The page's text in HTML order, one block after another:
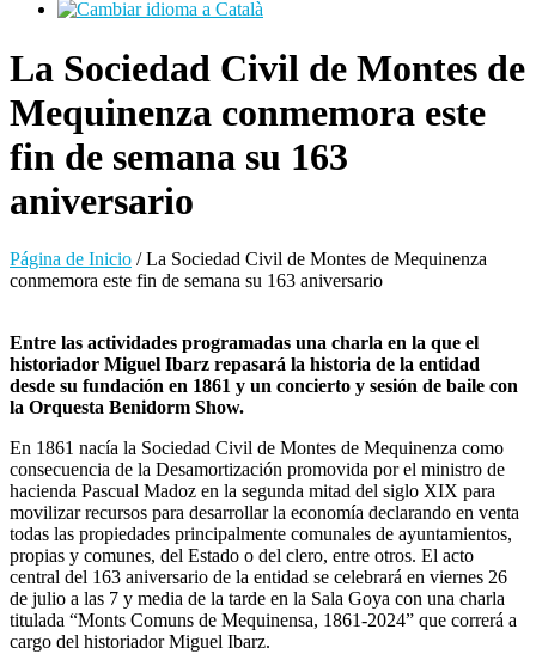
La Sociedad Civil de Montes de
Mequinenza conmemora este
fin de semana su 163
aniversario
Página de Inicio /La Sociedad Civil de Montes de Mequinenza
conmemora este fin de semana su 163 aniversario
Entre las actividades programadas una charla en la que el
historiador Miguel Ibarz repasará la historia de la entidad
desde su fundación en 1861 y un concierto y sesión de baile con
la Orquesta Benidorm Show.
En 1861 nacía la Sociedad Civil de Montes de Mequinenza como
consecuencia de la Desamortización promovida por el ministro de
hacienda Pascual Madoz en la segunda mitad del siglo XIX para
movilizar recursos para desarrollar la economía declarando en venta
todas las propiedades principalmente comunales de ayuntamientos,
propias y comunes, del Estado o del clero, entre otros. El acto
central del 163 aniversario de la entidad se celebrará en viernes 26
de julio a las 7 y media de la tarde en la Sala Goya con una charla
titulada “Monts Comuns de Mequinensa, 1861-2024” que correrá a
cargo del historiador Miguel Ibarz.